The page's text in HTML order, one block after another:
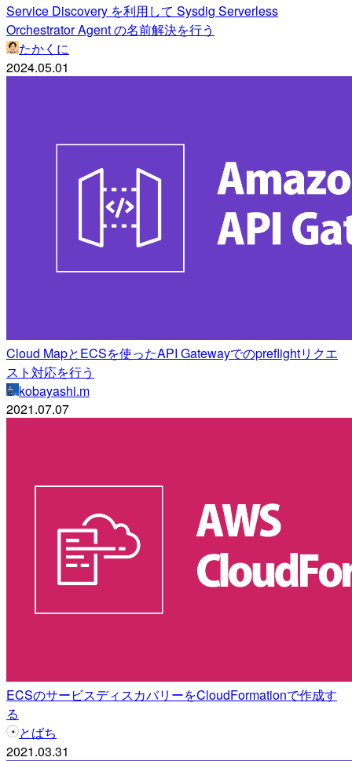
Service Discovery を利用して Sysdig Serverless
Orchestrator Agent の名前解決を行う
たかくに
2024.05.01
Cloud MapとECSを使ったAPI Gatewayでのpreflightリクエ
スト対応を行う
kobayashi.m
2021.07.07
ECSのサービスディスカバリーをCloudFormationで作成す
る
とばち
2021.03.31